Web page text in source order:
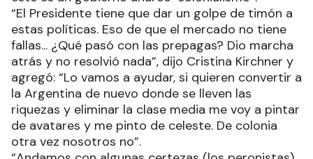
“El Presidente tiene que dar un golpe de timón a
estas políticas. Eso de que el mercado no tiene
fallas... ¿Qué pasó con las prepagas? Dio marcha
atrás y no resolvió nada”, dijo Cristina Kirchner y
agregó: “Lo vamos a ayudar, si quieren convertir a
la Argentina de nuevo donde se lleven las
riquezas y eliminar la clase media me voy a pintar
de avatares y me pinto de celeste. De colonia
otra vez nosotros no”.